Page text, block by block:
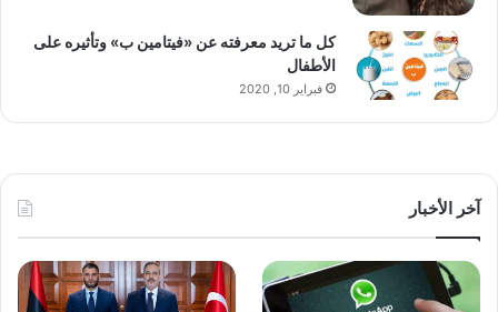
كل ما تريد معرفته عن «فيتامين ب» وتأثيره على
الأطفال
فبراير 10, 2020
آخر الأخبار